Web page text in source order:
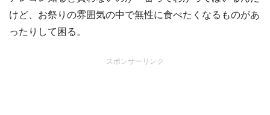
けど、お祭りの雰囲気の中で無性に食べたくなるものがあ
ったりして困る。
スポンサーリンク